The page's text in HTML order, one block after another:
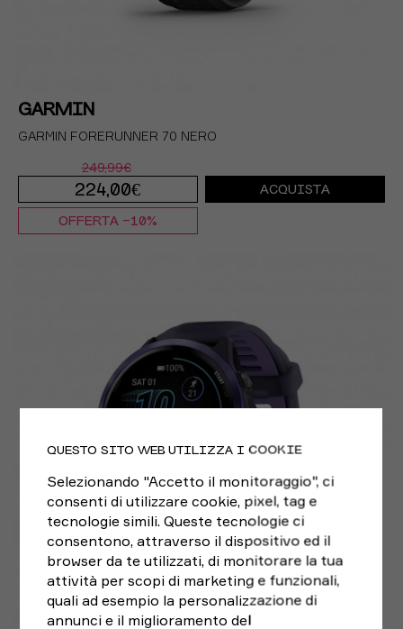
GARMIN
GARMIN FORERUNNER 70 NERO
249,99€
224,00€ ACQUISTA
OFFERTA -10%
QUESTO SITO WEB UTILIZZA I COOKIE
Selezionando "Accetto il monitoraggio", ci
consenti di utilizzare cookie, pixel, tag e
tecnologie simili. Queste tecnologie ci
consentono, attraverso il dispositivo ed il
browser da te utilizzati, di monitorare la tua
attività per scopi di marketing e funzionali,
quali ad esempio la personalizzazione di
annunci e il miglioramento del